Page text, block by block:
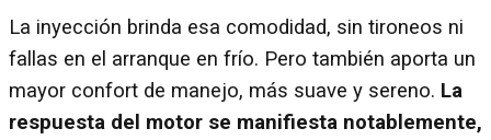
La inyección brinda esa comodidad, sin tironeos ni
fallas en el arranque en frío. Pero también aporta un
mayor confort de manejo, más suave y sereno. La
respuesta del motor se manifiesta notablemente,